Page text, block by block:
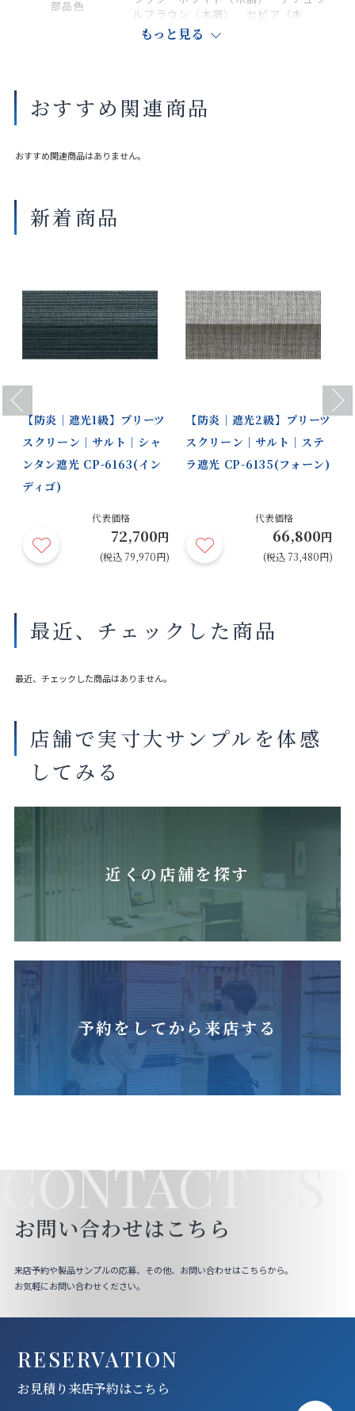
部品色
ルブラウン（木調） セピア（木
調） ダークブラウン（木調）
サイズや仕様によって価格が異なります。
製品タイプや生地の組み合わせによって製作可能な寸法や仕様が異な
操作性等は店舗にてご確認ください。
がございます。
もっと見る
おすすめ関連商品
おすすめ関連商品はありません。
新着商品
Previous
【防炎｜遮光1級】プリーツ
スクリーン｜サルト｜シャ
ンタン遮光 CP-6163(イン
ディゴ)
代表価格
72,700円
(税込 79,970円)
【防炎｜遮光2級】プリーツ
スクリーン｜サルト｜ステ
ラ遮光 CP-6135(フォーン)
代表価格
66,800円
(税込 73,480円)
Next
最近、チェックした商品
最近、チェックした商品はありません。
店舗で実寸大サンプルを体感
してみる
近くの店舗を探す
予約をしてから来店する
CONTACT US
お問い合わせはこちら
来店予約や製品サンプルの応募、その他、お問い合わせはこちらから。
お気軽にお問い合わせください。
RESERVATION
お見積り来店予約はこちら